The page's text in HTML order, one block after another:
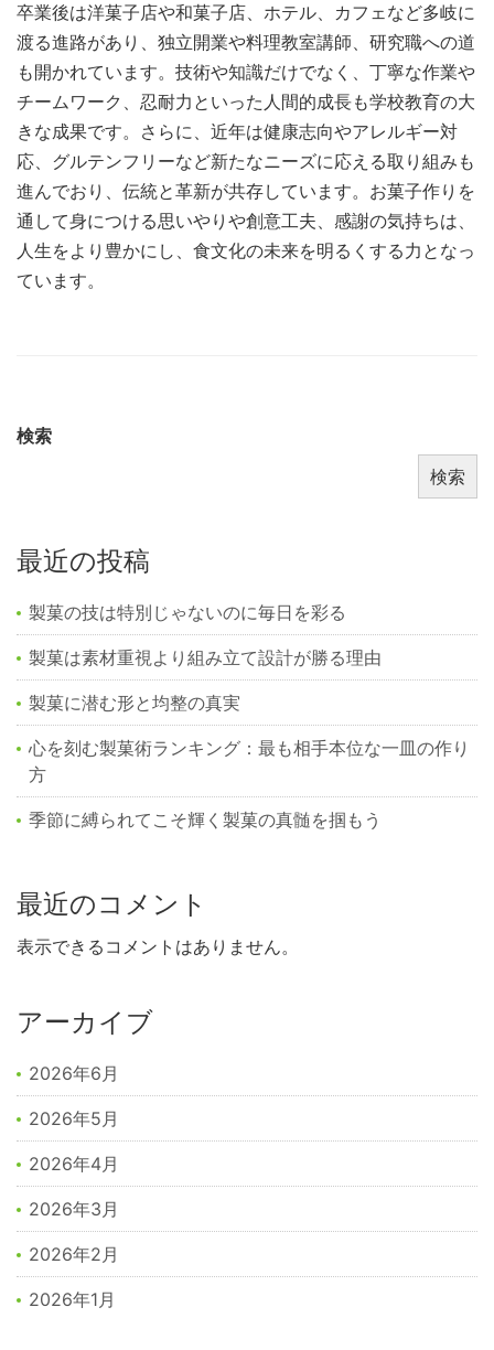
卒業後は洋菓子店や和菓子店、ホテル、カフェなど多岐に
渡る進路があり、独立開業や料理教室講師、研究職への道
も開かれています。技術や知識だけでなく、丁寧な作業や
チームワーク、忍耐力といった人間的成長も学校教育の大
きな成果です。さらに、近年は健康志向やアレルギー対
応、グルテンフリーなど新たなニーズに応える取り組みも
進んでおり、伝統と革新が共存しています。お菓子作りを
通して身につける思いやりや創意工夫、感謝の気持ちは、
人生をより豊かにし、食文化の未来を明るくする力となっ
ています。
検索
検索
最近の投稿
製菓の技は特別じゃないのに毎日を彩る
製菓は素材重視より組み立て設計が勝る理由
製菓に潜む形と均整の真実
心を刻む製菓術ランキング：最も相手本位な一皿の作り
方
季節に縛られてこそ輝く製菓の真髄を掴もう
最近のコメント
表示できるコメントはありません。
アーカイブ
2026年6月
2026年5月
2026年4月
2026年3月
2026年2月
2026年1月